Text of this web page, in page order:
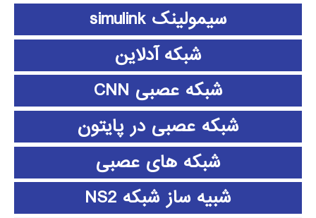
سیمولینک simulink
شبکه آدلاین
شبکه عصبی CNN
شبکه عصبی در پایتون
شبکه های عصبی
شبیه ساز شبکه NS2